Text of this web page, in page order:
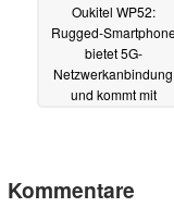
Oukitel WP52:
Rugged-
bietet 5G-
Netzwerkanbindung
und kommt mit
Kommentare